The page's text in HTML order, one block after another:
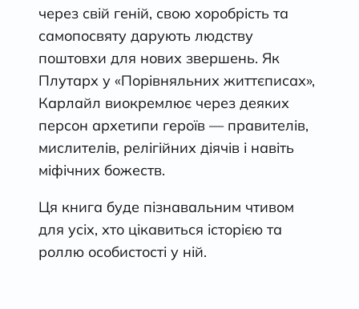
через свій геній, свою хоробрість та
самопосвяту дарують людству
поштовхи для нових звершень. Як
Плутарх у «Порівняльних життєписах»,
Карлайл виокремлює через деяких
персон архетипи героїв — правителів,
мислителів, релігійних діячів і навіть
міфічних божеств.
Ця книга буде пізнавальним чтивом
для усіх, хто цікавиться історією та
роллю особистості у ній.